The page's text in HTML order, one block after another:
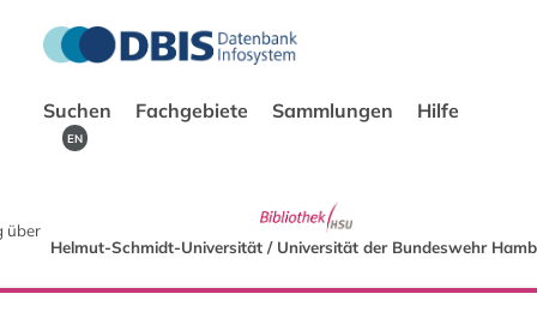
Suchen Fachgebiete Sammlungen Hilfe
EN
über
Helmut-Schmidt-Universität / Universität der Bundeswehr